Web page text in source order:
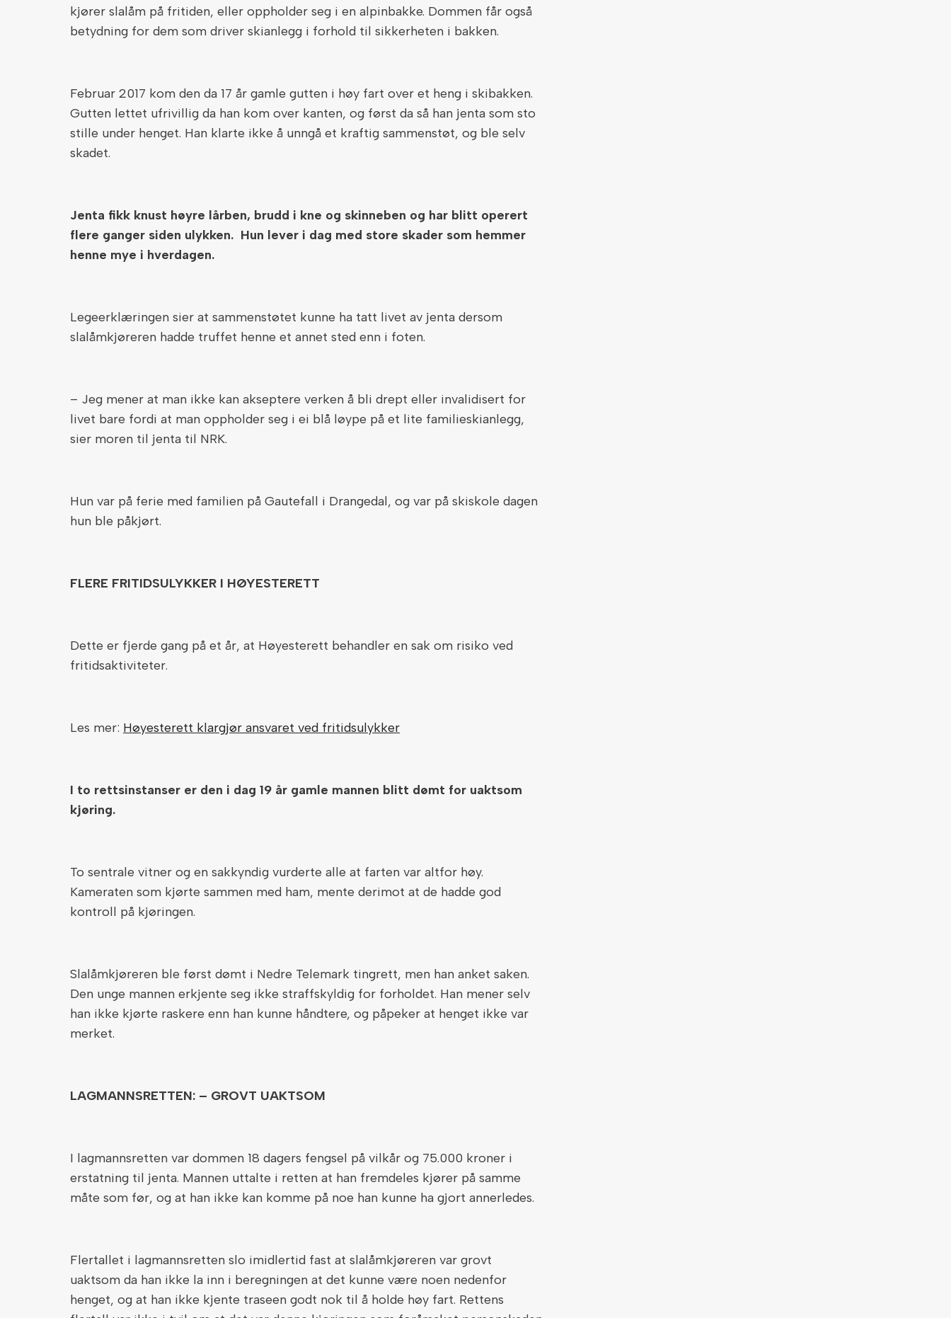
kjører slalåm på fritiden, eller oppholder seg i en alpinbakke. Dommen får også
betydning for dem som driver skianlegg i forhold til sikkerheten i bakken.
Februar 2017 kom den da 17 år gamle gutten i høy fart over et heng i skibakken.
Gutten lettet ufrivillig da han kom over kanten, og først da så han jenta som sto
stille under henget. Han klarte ikke å unngå et kraftig sammenstøt, og ble selv
skadet.
Jenta fikk knust høyre lårben, brudd i kne og skinneben og har blitt operert
flere ganger siden ulykken. Hun lever i dag med store skader som hemmer
henne mye i hverdagen.
Legeerklæringen sier at sammenstøtet kunne ha tatt livet av jenta dersom
slalåmkjøreren hadde truffet henne et annet sted enn i foten.
– Jeg mener at man ikke kan akseptere verken å bli drept eller invalidisert for
livet bare fordi at man oppholder seg i ei blå løype på et lite familieskianlegg,
sier moren til jenta til NRK.
Hun var på ferie med familien på Gautefall i Drangedal, og var på skiskole dagen
hun ble påkjørt.
FLERE FRITIDSULYKKER I HØYESTERETT
Dette er fjerde gang på et år, at Høyesterett behandler en sak om risiko ved
fritidsaktiviteter.
Les mer: Høyesterett klargjør ansvaret ved fritidsulykker
I to rettsinstanser er den i dag 19 år gamle mannen blitt dømt for uaktsom
kjøring.
To sentrale vitner og en sakkyndig vurderte alle at farten var altfor høy.
Kameraten som kjørte sammen med ham, mente derimot at de hadde god
kontroll på kjøringen.
Slalåmkjøreren ble først dømt i Nedre Telemark tingrett, men han anket saken.
Den unge mannen erkjente seg ikke straffskyldig for forholdet. Han mener selv
han ikke kjørte raskere enn han kunne håndtere, og påpeker at henget ikke var
merket.
LAGMANNSRETTEN: – GROVT UAKTSOM
I lagmannsretten var dommen 18 dagers fengsel på vilkår og 75.000 kroner i
erstatning til jenta. Mannen uttalte i retten at han fremdeles kjører på samme
måte som før, og at han ikke kan komme på noe han kunne ha gjort annerledes.
Flertallet i lagmannsretten slo imidlertid fast at slalåmkjøreren var grovt
uaktsom da han ikke la inn i beregningen at det kunne være noen nedenfor
henget, og at han ikke kjente traseen godt nok til å holde høy fart. Rettens